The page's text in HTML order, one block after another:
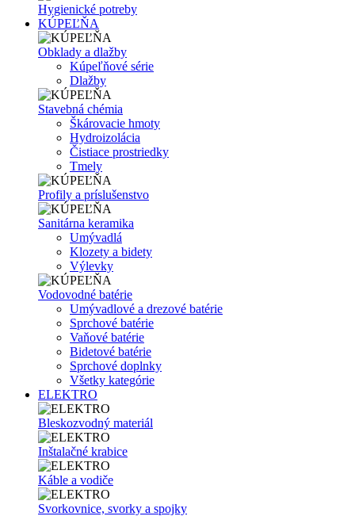
Hygienické potreby
KÚPEĽŇA
Obklady a dlažby
Kúpeľňové série
Dlažby
Stavebná chémia
Škárovacie hmoty
Hydroizolácia
Čistiace prostriedky
Tmely
Profily a príslušenstvo
Sanitárna keramika
Umývadlá
Klozety a bidety
Výlevky
Vodovodné batérie
Umývadlové a drezové batérie
Sprchové batérie
Vaňové batérie
Bidetové batérie
Sprchové doplnky
Všetky kategórie
ELEKTRO
Bleskozvodný materiál
Inštalačné krabice
Káble a vodiče
Svorkovnice, svorky a spojky